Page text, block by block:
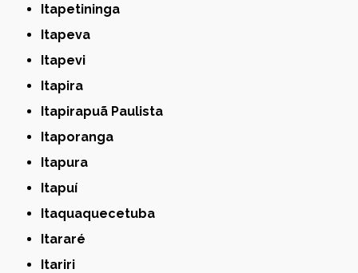
Itapetininga
Itapeva
Itapevi
Itapira
Itapirapuã Paulista
Itaporanga
Itapura
Itapuí
Itaquaquecetuba
Itararé
Itariri